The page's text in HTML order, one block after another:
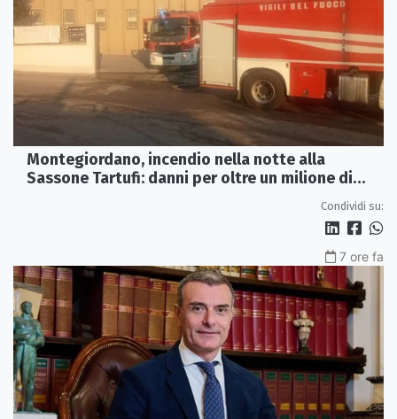
Montegiordano, incendio nella notte alla
Sassone Tartufi: danni per oltre un milione di
Condividi su:
7 ore fa